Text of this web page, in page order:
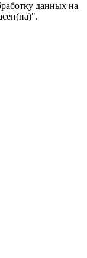
данных на